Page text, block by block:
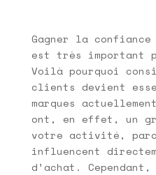
Gagner la confiance
est très important
Voilà pourquoi
clients devient
marques
ont, en effet, un
votre activité,
influencent
d’achat.